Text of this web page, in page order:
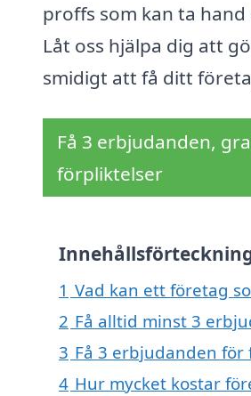
proffs som kan ta
Låt oss hjälpa dig att
smidigt att få ditt
Få 3 erbjudanden,
förpliktelser
1 Vad kan ett företag
2 Få alltid minst 3
3 Få 3 erbjudanden för
4 Hur mycket kostar